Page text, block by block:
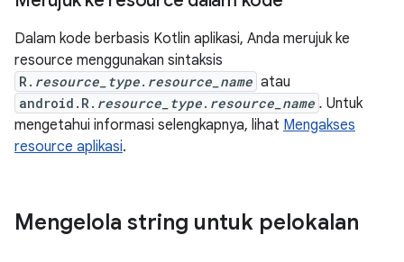
Dalam kode berbasis Kotlin aplikasi, Anda merujuk ke
resource menggunakan sintaksis
R. resource_type. resource_name atau
android.R. resource_type. resource_name . Untuk
mengetahui informasi selengkapnya, lihat Mengakses
resource aplikasi.
Mengelola string untuk pelokalan